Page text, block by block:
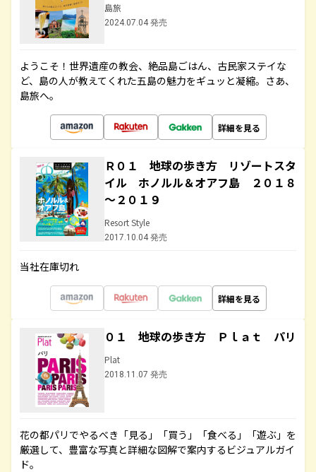
島旅
2024.07.04 発売
ようこそ！世界遺産の教会、絶品島ごはん、古民家ステイな
ど、島の人が教えてくれた五島の魅力をギュッと凝縮。さあ、
島旅へ。
詳細を見る
Ｒ０１ 地球の歩き方 リゾートスタ
イル ホノルル＆オアフ島 ２０１８
～２０１９
Resort Style
2017.10.04 発売
当社在庫切れ
詳細を見る
０１ 地球の歩き方 Ｐｌａｔ パリ
Plat
2018.11.07 発売
花の都パリでやるべき「見る」「買う」「食べる」「遊ぶ」を
厳選して、豊富な写真と詳細な図解で案内するビジュアルガイ
ド。